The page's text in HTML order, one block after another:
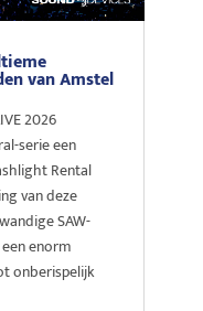
van Amstel
2026
serie een
Rental
van deze
SAW-
enorm
onberispelijk